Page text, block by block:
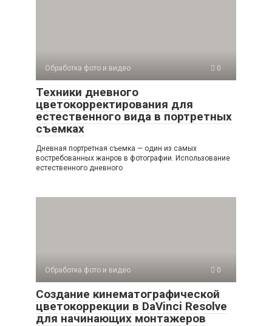
Обработка фото и видео 0
Техники дневного
цветокорректирования для
естественного вида в портретных
съемках
Дневная портретная съемка — один из самых
востребованных жанров в фотографии. Использование
естественного дневного
Обработка фото и видео 0
Создание кинематографической
цветокоррекции в DaVinci Resolve
для начинающих монтажеров